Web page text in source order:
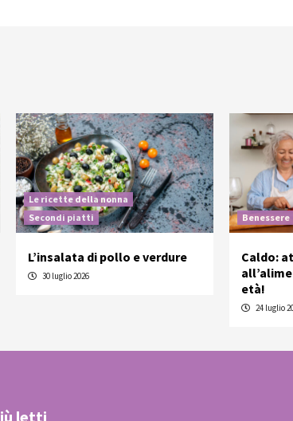
Le ricette della nonna
Secondi piatti
L’insalata di pollo e verdure
30 luglio 2026
Benessere
Caldo:
età!
24 luglio
letti